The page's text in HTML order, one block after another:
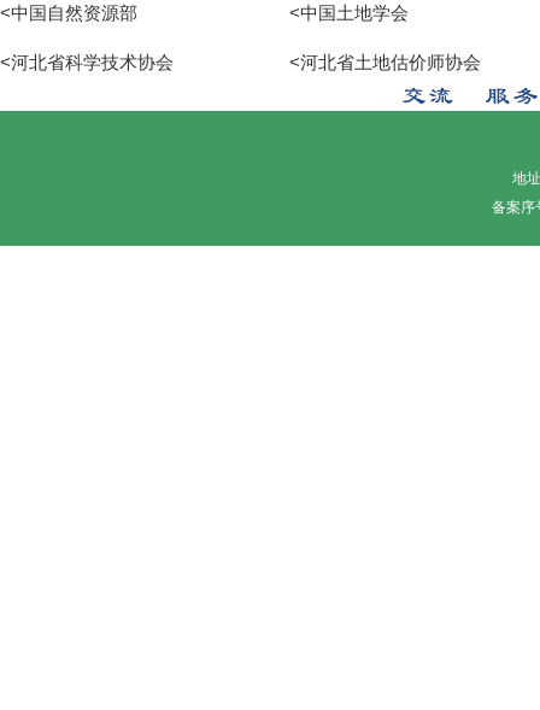
<中国自然资源部 <中国土地学会
<河北省科学技术协会 <河北省土地估价师协会
地
备案序